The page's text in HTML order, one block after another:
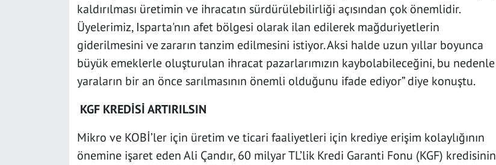
kaldırılması üretimin ve ihracatın sürdürülebilirliği açısından çok önemlidir.
Üyelerimiz, Isparta'nın afet bölgesi olarak ilan edilerek mağduriyetlerin
giderilmesini ve zararın tanzim edilmesini istiyor. Aksi halde uzun yıllar boyunca
büyük emeklerle oluşturulan ihracat pazarlarımızın kaybolabileceğini, bu nedenle
yaraların bir an önce sarılmasının önemli olduğunu ifade ediyor” diye konuştu.
KGF KREDİSİ ARTIRILSIN
Mikro ve KOBİ’ler için üretim ve ticari faaliyetleri için krediye erişim kolaylığının
önemine işaret eden Ali Çandır, 60 milyar TL’lik Kredi Garanti Fonu (KGF) kredisinin